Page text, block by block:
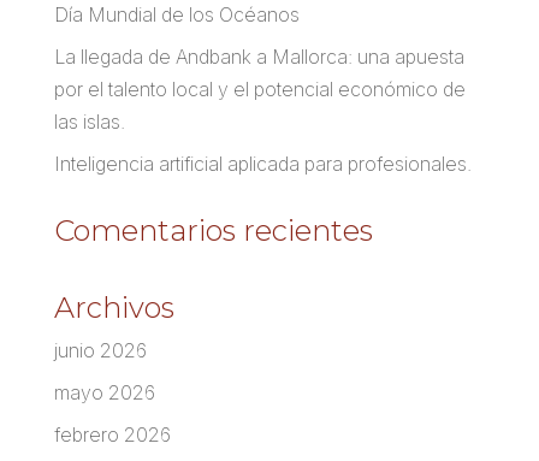
Día Mundial de los Océanos
La llegada de Andbank a Mallorca: una apuesta
por el talento local y el potencial económico de
las islas.
Inteligencia artificial aplicada para profesionales.
Comentarios recientes
Archivos
junio 2026
mayo 2026
febrero 2026